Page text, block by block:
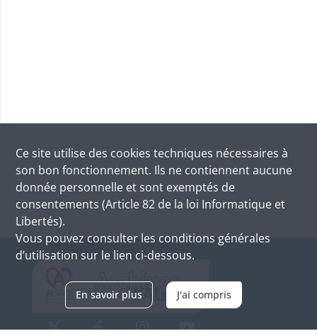
Ce site utilise des cookies techniques nécessaires à
son bon fonctionnement. Ils ne contiennent aucune
donnée personnelle et sont exemptés de
consentements (Article 82 de la loi Informatique et
Libertés).
Vous pouvez consulter les conditions générales
d’utilisation sur le lien ci-dessous.
En savoir plus J'ai compris